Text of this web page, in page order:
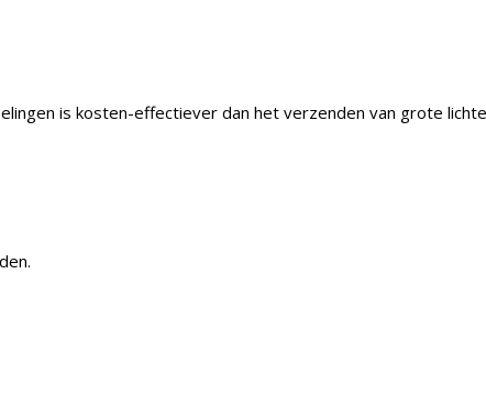
is kosten-effectiever dan het verzenden van grote